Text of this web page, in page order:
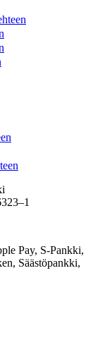
Pay, S-Pankki,
Säästöpankki,